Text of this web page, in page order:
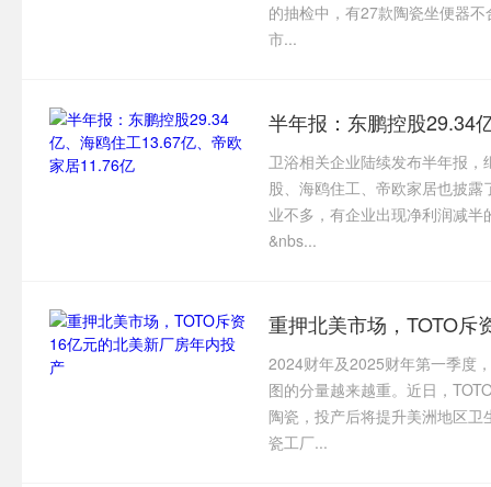
的抽检中，有27款陶瓷坐便器
市...
卫浴相关企业陆续发布半年报
股、海鸥住工、帝欧家居也披
业不多，有企业出现净利润减
&nbs...
重押北美市场，TOTO斥
2024财年及2025财年第一季度
图的分量越来越重。近日，
陶瓷，投产后将提升美洲地区
瓷工厂...